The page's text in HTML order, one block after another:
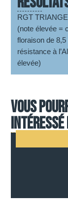
RGT
(note élevée =
floraison de
résistance à
élevée)
Vous
intéressé